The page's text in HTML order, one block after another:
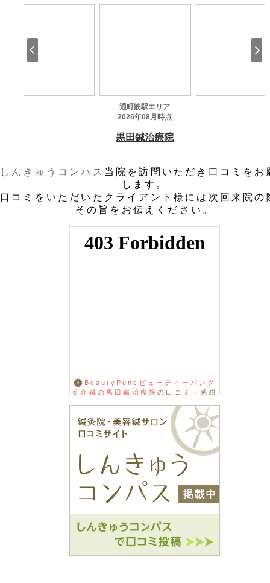
しんきゅうコンパス 当院を訪問いただき口コミをお
します。
口コミをいただいたクライアント様には次回来院の
その旨をお伝えください。
BeautyPuncビューティーパンク
美容鍼の黒田鍼治療院の口コミ・感想